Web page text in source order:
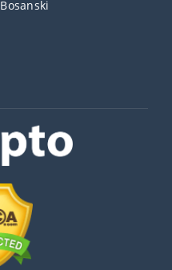
Bosanski